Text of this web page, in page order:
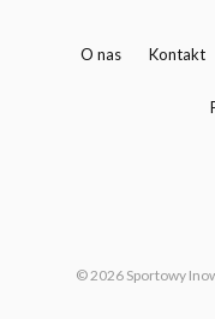
O nas Kontakt
© 2026 Sportowy